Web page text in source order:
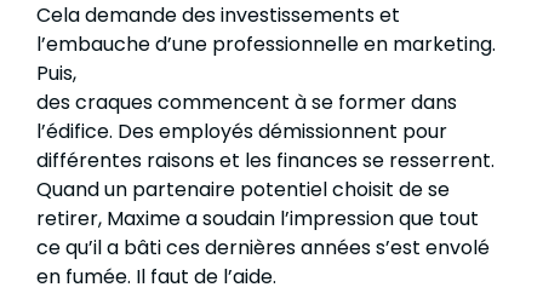
Cela demande des investissements et
l’embauche d’une professionnelle en marketing.
Puis,
des craques commencent à se former dans
l’édifice. Des employés démissionnent pour
différentes raisons et les finances se resserrent.
Quand un partenaire potentiel choisit de se
retirer, Maxime a soudain l’impression que tout
ce qu’il a bâti ces dernières années s’est envolé
en fumée. Il faut de l’aide.